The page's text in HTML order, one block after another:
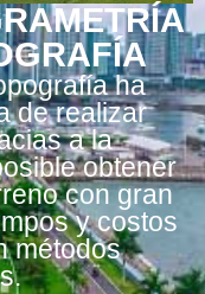
ha
de realizar
a la
obtener
con gran
y costos
métodos